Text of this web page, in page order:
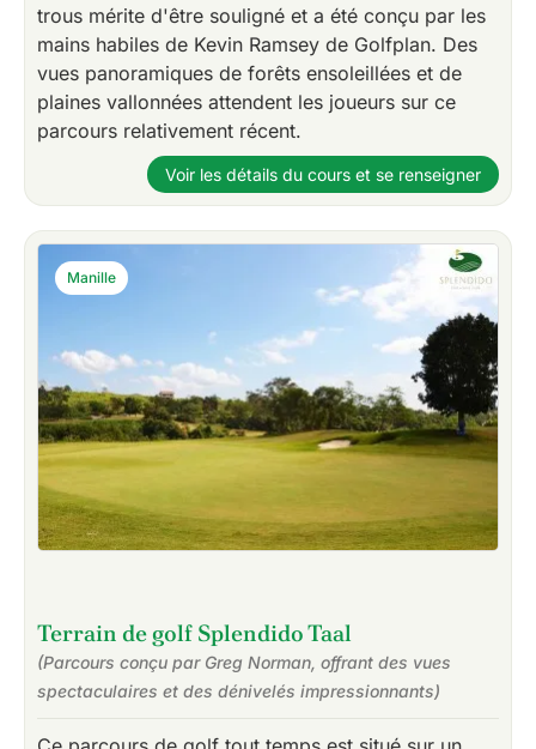
trous mérite d'être souligné et a été conçu par les
mains habiles de Kevin Ramsey de Golfplan. Des
vues panoramiques de forêts ensoleillées et de
plaines vallonnées attendent les joueurs sur ce
parcours relativement récent.
Voir les détails du cours et se renseigner
Terrain de golf Splendido Taal
(Parcours conçu par Greg Norman, offrant des vues
spectaculaires et des dénivelés impressionnants)
Manille